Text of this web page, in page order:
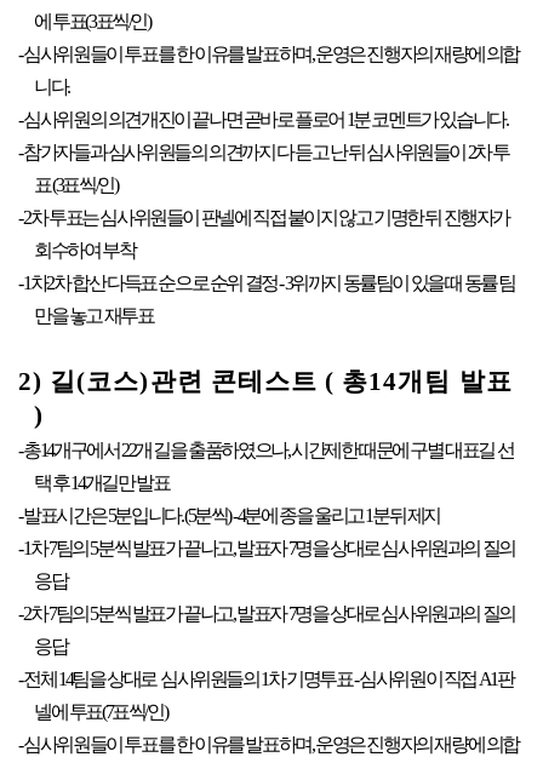
에 투표(3표씩/인)
- 심사위원들이 투표를 한 이유를 발표하며, 운영은 진행자의 재량에 의합
니다.
- 심사위원의 의견개진이 끝나면 곧바로 플로어 1분 코멘트가 있습니다.
- 참가자들과 심사위원들의 의견까지 다 듣고 난 뒤 심사위원들이 2차 투
표 (3표씩/인)
- 2차 투표는 심사위원들이 판넬에 직접 붙이지 않고 기명한 뒤 진행자가
회수하여 부착
- 1차2차 합산 다득표 순으로 순위 결정 - 3위까지 동률팀이 있을 때 동률 팀
만을 놓고 재투표
2) 길(코스)관련 콘테스트 ( 총14개팀 발표
)
- 총14개구에서 22개 길을 출품하였으나, 시간제한 때문에 구별 대표길 선
택 후 14개길만 발표
- 발표시간은 5분입니다. (5분씩) - 4분에 종을 울리고 1분뒤 제지
- 1차 7팀의 5분씩 발표가 끝나고, 발표자 7명을 상대로 심사위원과의 질의
응답
- 2차 7팀의 5분씩 발표가 끝나고, 발표자 7명을 상대로 심사위원과의 질의
응답
- 전체 14팀을 상대로 심사위원들의 1차 기명투표 - 심사위원이 직접 A1판
넬에 투표(7표씩/인)
- 심사위원들이 투표를 한 이유를 발표하며, 운영은 진행자의 재량에 의합